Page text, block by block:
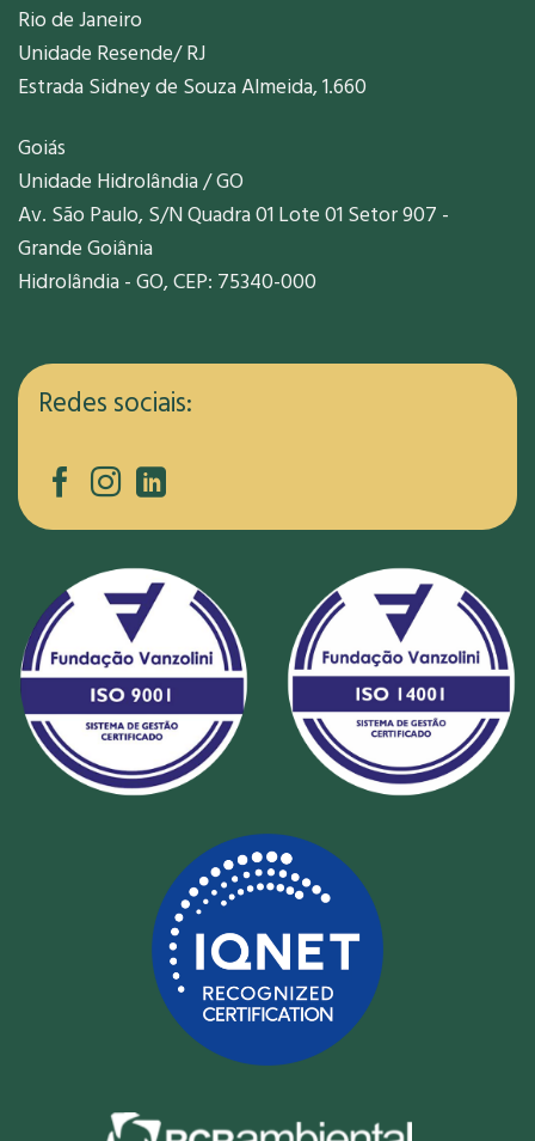
Rio de Janeiro
Unidade Resende/ RJ
Estrada Sidney de Souza Almeida, 1.660
Goiás
Unidade Hidrolândia / GO
Av. São Paulo, S/N Quadra 01 Lote 01 Setor 907 -
Grande Goiânia
Hidrolândia - GO, CEP: 75340-000
Redes sociais: